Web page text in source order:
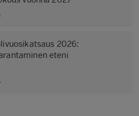
2026:
eteni